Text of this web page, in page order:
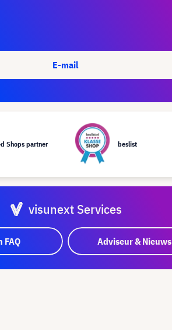
E-mail
Shops partner beslist
visunext Services
FAQ Adviseur & Nieuws